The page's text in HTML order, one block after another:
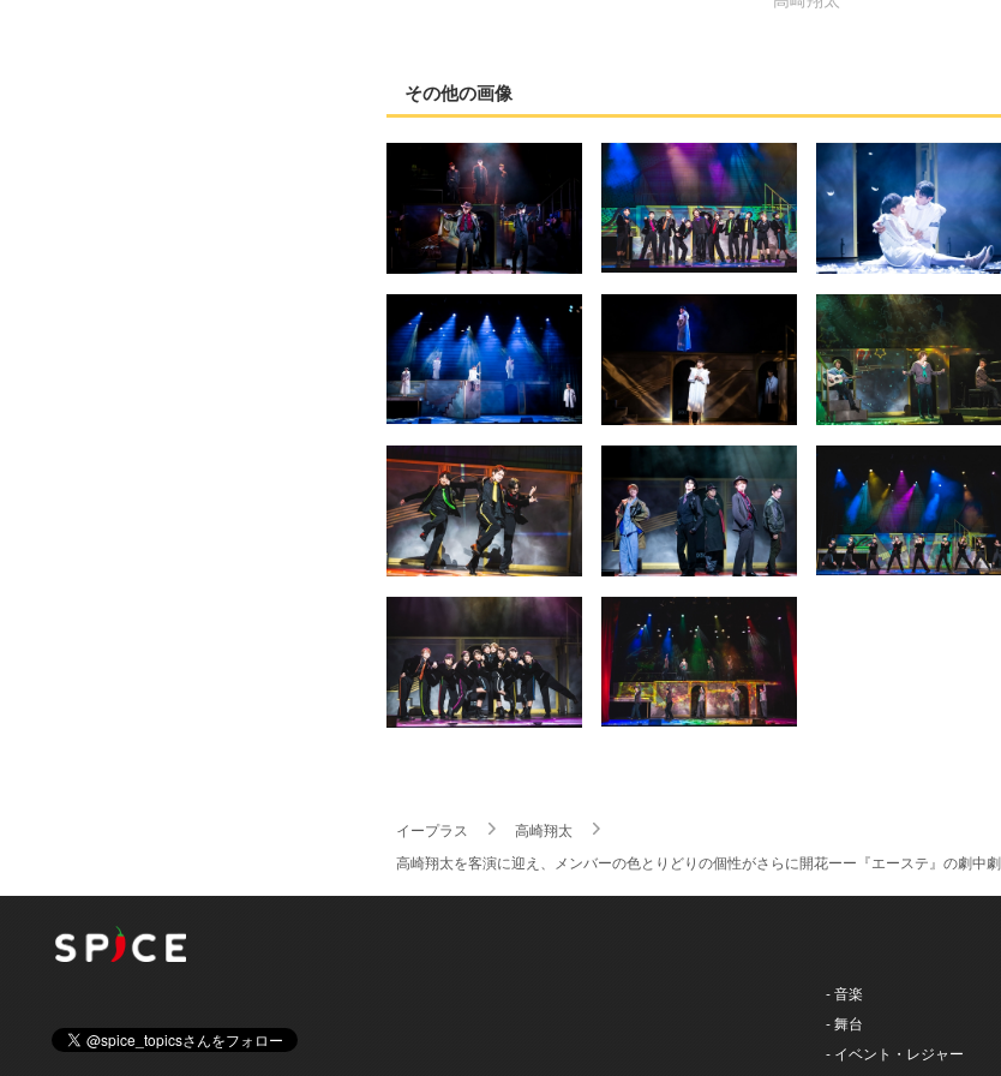
その他の画像
イープラス
高崎翔太
高崎翔太を客演に迎え、メンバーの色とりどりの個性がさらに開花ーー『エーステ』の劇中
- 音楽
- 舞台
- イベント・レジャー